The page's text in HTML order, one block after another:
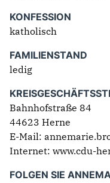
KONFESSION
katholisch
FAMILIENSTAND
ledig
Bahnhofstraße 84
44623 Herne
E-Mail:
Internet: www.cdu-
FOLGEN SIE